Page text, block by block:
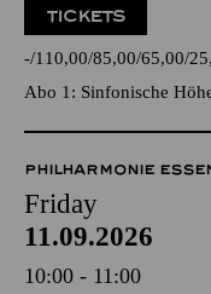
TICKETS
- 110,00 85,00 65,00
Abo 1: Sinfonische
PHILHARMONIE
Friday
11.09.2026
10:00 - 11:00